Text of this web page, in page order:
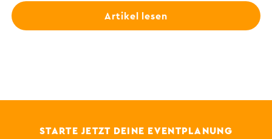
Artikel lesen
STARTE JETZT DEINE EVENTPLANUNG